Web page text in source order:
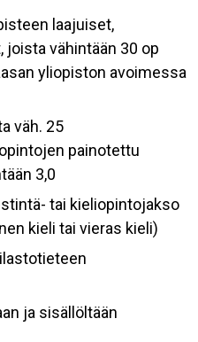
laajuiset,
vähintään 30 op
yliopiston avoimessa
väh. 25
painotettu
3,0
tai kieliopintojakso
kieli tai vieras kieli)
ja sisällöltään